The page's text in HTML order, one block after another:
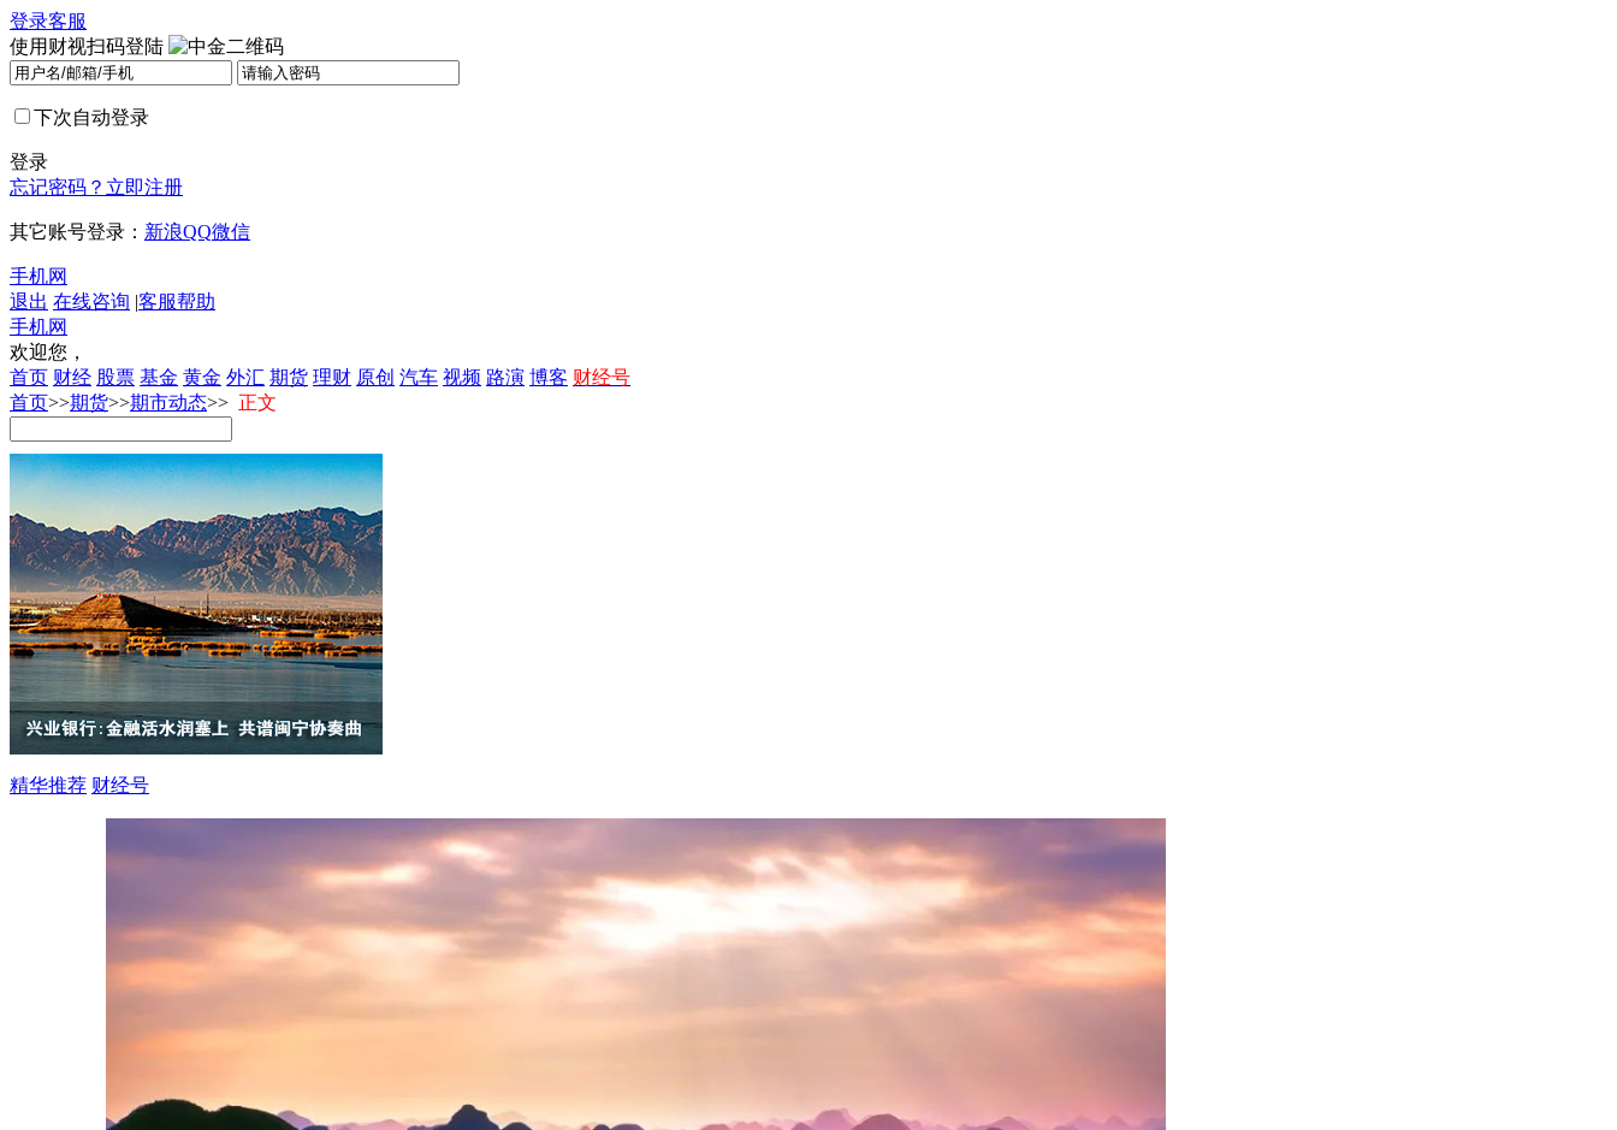
登录客服
使用财视扫码登陆
下次自动登录
登录
忘记密码？ 立即注册
其它账号登录： 新浪QQ微信
手机网
退出 在线咨询 |客服帮助
手机网
欢迎您，
首页 财经 股票 基金 黄金 外汇 期货 理财 原创 汽车 视频 路演 博客 财经号
首页>>期货>>期市动态>> 正文
精华推荐 财经号